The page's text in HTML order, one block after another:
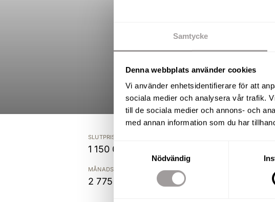
Samtycke
Denna webbplats använder cookies
Vi använder enhetsidentifierare för att
sociala medier och analysera vår trafik.
till de sociala medier och annons- och
med annan information som du har
Samtyckesval
Nödvändig
SLUTPRIS
1 150 000 kr
MÅNADSAVGIFT
2 775 kr